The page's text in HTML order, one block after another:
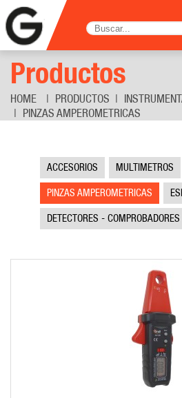
Productos
HOME PRODUCTOS
PINZAS AMPEROMETRICAS
ACCESORIOS MULTIMETROS
PINZAS AMPEROMETRICAS
DETECTORES - COMPROBADORES